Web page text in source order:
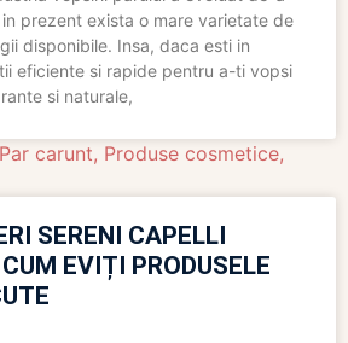
prezent exista o mare varietate de
disponibile. Insa, daca esti in
eficiente si rapide pentru a-ti vopsi
si naturale,
Par carunt, Produse cosmetice,
SERENI CAPELLI
EVIȚI PRODUSELE